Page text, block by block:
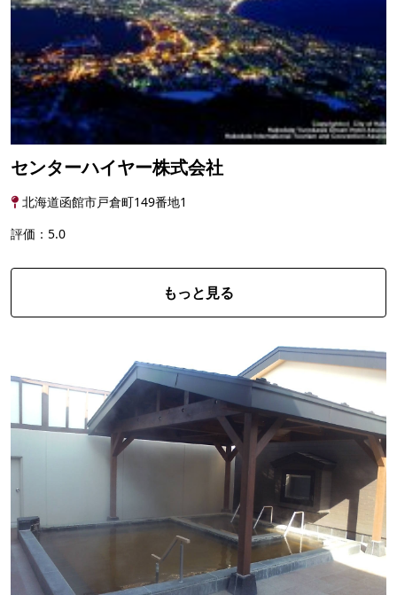
センターハイヤー株式会社
北海道函館市戸倉町149番地1
評価：5.0
もっと見る